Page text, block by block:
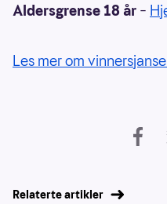
Aldersgrense 18 år –
Les mer om
Relaterte artikler